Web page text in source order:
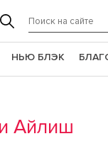
НЬЮ БЛЭК
Айлиш